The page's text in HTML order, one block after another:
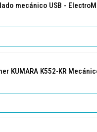
mecánico USB -
KUMARA K552-KR